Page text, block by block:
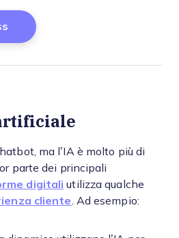
ma l’IA è molto più di
parte dei principali
digitali utilizza qualche
cliente . Ad esempio: